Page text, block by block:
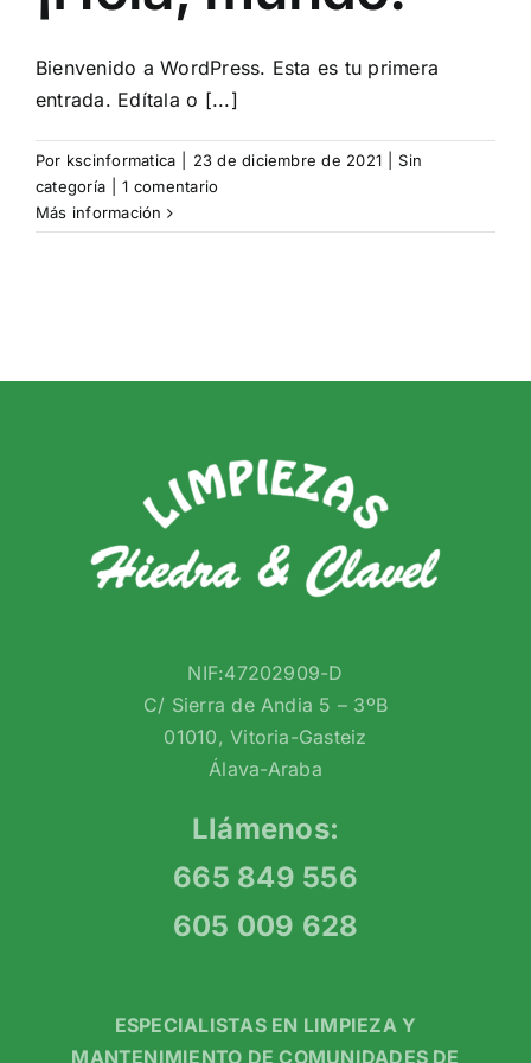
Bienvenido a WordPress. Esta es tu primera
entrada. Edítala o [...]
Por kscinformatica 23 de diciembre de 2021
Sin
categoría
1 comentario
Más información
NIF:47202909-D
C/ Sierra de Andia 5 – 3ºB
01010, Vitoria-Gasteiz
Álava-Araba
Llámenos:
665 849 556
605 009 628
ESPECIALISTAS EN LIMPIEZA Y
MANTENIMIENTO DE COMUNIDADES DE